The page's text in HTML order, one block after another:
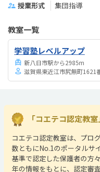
授業形式
集団指導
教室一覧
学習塾レベルアップ
新八日市駅から2985m
滋賀県東近江市尻無町1621
「コエテコ認定教
コエテコ認定教室は、プロ
数ともにNo.1のポータルサ
基準で認定した保護者の方
年の情報をもとに、認定審